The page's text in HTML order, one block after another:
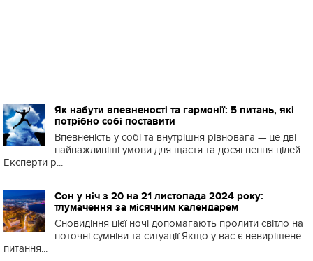
Як набути впевненості та гармонії: 5 питань, які
потрібно собі поставити
Впевненість у собі та внутрішня рівновага — це дві
найважливіші умови для щастя та досягнення цілей
Експерти р...
Сон у ніч з 20 на 21 листопада 2024 року:
тлумачення за місячним календарем
Сновидіння цієї ночі допомагають пролити світло на
поточні сумніви та ситуації Якщо у вас є невирішене
питання...